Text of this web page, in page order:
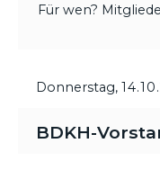
Für wen?
Donnerstag,
BDKH-